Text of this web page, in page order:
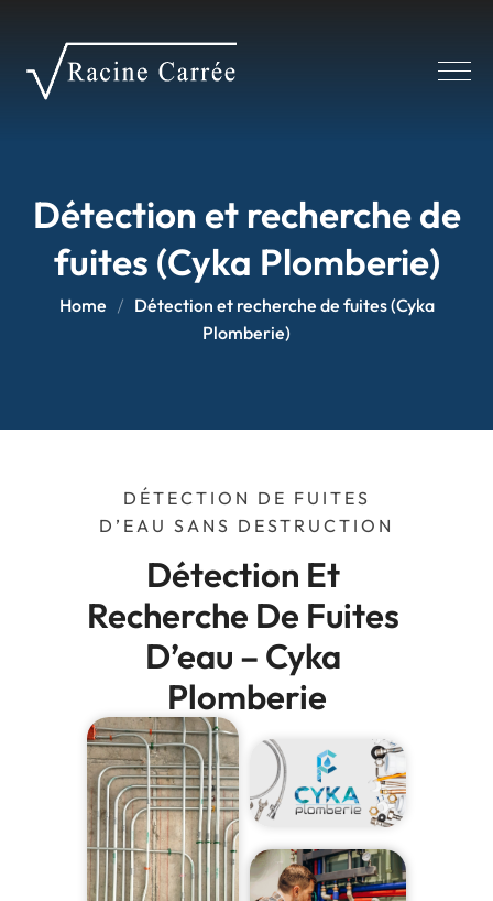
Détection et recherche de
fuites (Cyka Plomberie)
Home
Détection et recherche de fuites (Cyka
Plomberie)
DÉTECTION DE FUITES
D’EAU SANS DESTRUCTION
Détection Et
Recherche De Fuites
D’eau – Cyka
Plomberie